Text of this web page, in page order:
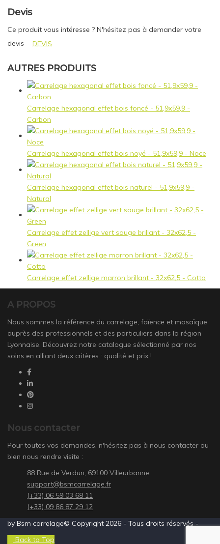
Devis
Ce produit vous intéresse ? N'hésitez pas à demander votre
devis
DEVIS
AUTRES PRODUITS
Carrelage hexagonal effet bois foncé - 51,9x59,9 -
Carbon
Carrelage hexagonal effet bois noyé - 51,9x59,9 - Noce
Carrelage hexagonal effet bois naturel - 51,9x59,9 -
Natural
Carrelage effet zellige vert sauge brillant - 32x62,5 -
Green
Carrelage effet zellige marron brillant - 32x62,5 - Cotto
A PROPOS
Nous sommes la référence du carrelage, faïence et mosaïque
auprès des professionnels et des particuliers dans la région
Lyonnaise. Découvrez notre catalogue sélectionné par nos
soins en alliant deux critères : qualité et prix !
Nous contacter
Pour toutes vos demandes, n'hésitez pas à nous contacter ou
bien nous rendre visite :
88 Rue de Verdun, 69100 Villeurbanne
support@bsmcarrelage.fr
(+33) 06 59 03 68 11
(+33) 09 86 87 29 12
by Bsm carrelage© Copyright 2026 - Tous droits réservés -
Back to Top